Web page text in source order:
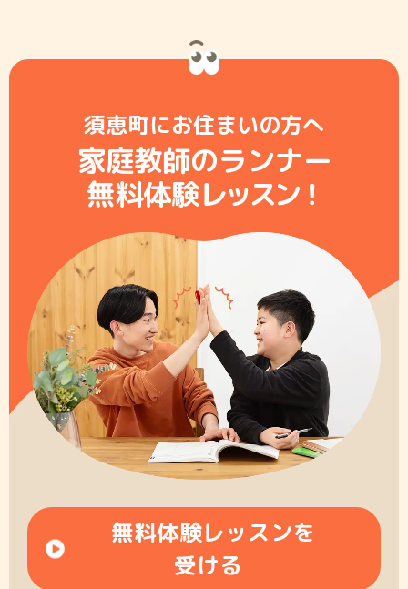
須恵町にお住まいの方へ
家庭教師のランナー
無料体験レッスン！
無料体験レッスンを
受ける